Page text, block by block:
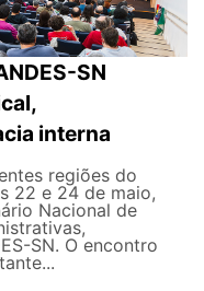
SN
interna
regiões do
22 e 24 de maio,
Nacional de
SN. O encontro